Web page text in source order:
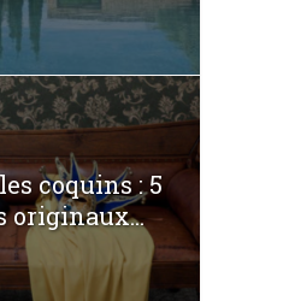
coquins : 5
originaux...